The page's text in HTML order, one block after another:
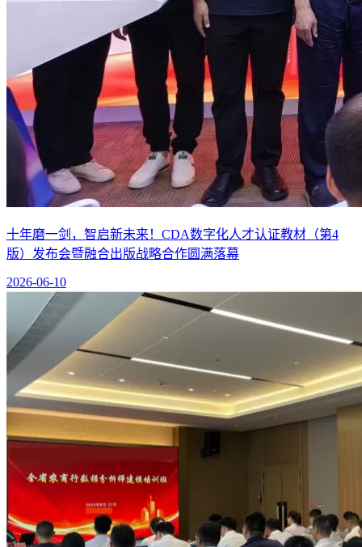
十年磨一剑，智启新未来！CDA数字化人才认证教材（第4
版）发布会暨融合出版战略合作圆满落幕
2026-06-10